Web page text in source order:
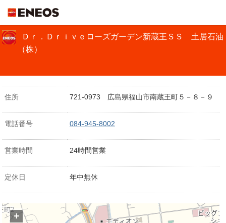
Ｄｒ．Ｄｒｉｖｅローズガーデン新蔵王ＳＳ 土居石油
（株）
住所 721-0973 広島県福山市南蔵王町５－８－９
電話番号 084-945-8002
営業時間 24時間営業
定休日 年中無休
+